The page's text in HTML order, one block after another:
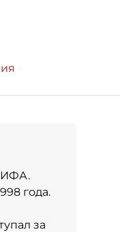
года.
за